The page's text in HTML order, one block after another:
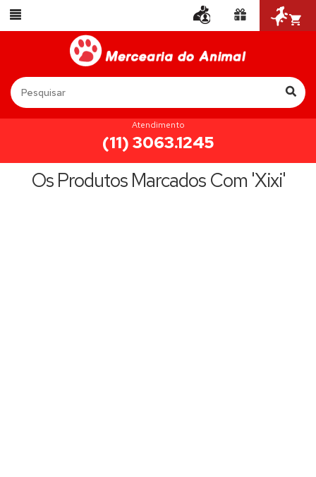
Atendimento
(11) 3063.1245
Os Produtos Marcados Com 'xixi'